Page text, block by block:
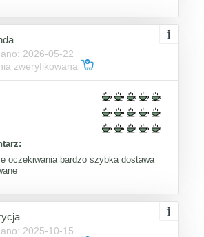
2026-05-22
zweryfikowana
oczekiwania bardzo szybka dostawa
2025-10-15